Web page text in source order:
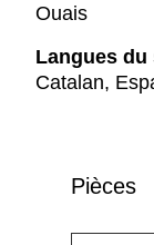
Ouais
Langues
Catalan,
Pièces